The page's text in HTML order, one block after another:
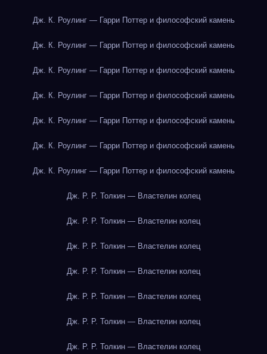
Дж. К. Роулинг — Гарри Поттер и философский камень
Дж. К. Роулинг — Гарри Поттер и философский камень
Дж. К. Роулинг — Гарри Поттер и философский камень
Дж. К. Роулинг — Гарри Поттер и философский камень
Дж. К. Роулинг — Гарри Поттер и философский камень
Дж. К. Роулинг — Гарри Поттер и философский камень
Дж. К. Роулинг — Гарри Поттер и философский камень
Дж. Р. Р. Толкин — Властелин колец
Дж. Р. Р. Толкин — Властелин колец
Дж. Р. Р. Толкин — Властелин колец
Дж. Р. Р. Толкин — Властелин колец
Дж. Р. Р. Толкин — Властелин колец
Дж. Р. Р. Толкин — Властелин колец
Дж. Р. Р. Толкин — Властелин колец